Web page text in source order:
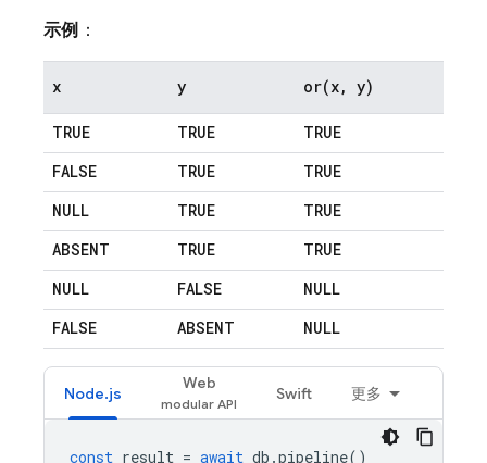
示例 ：
x y or(x, y)
TRUE TRUE
TRUE
FALSE
TRUE
TRUE
NULL
TRUE
TRUE
ABSENT
TRUE
TRUE
NULL
FALSE
NULL
FALSE
ABSENT NULL
Node.js
Web
Swift 更多
const result = await db .pipeline()